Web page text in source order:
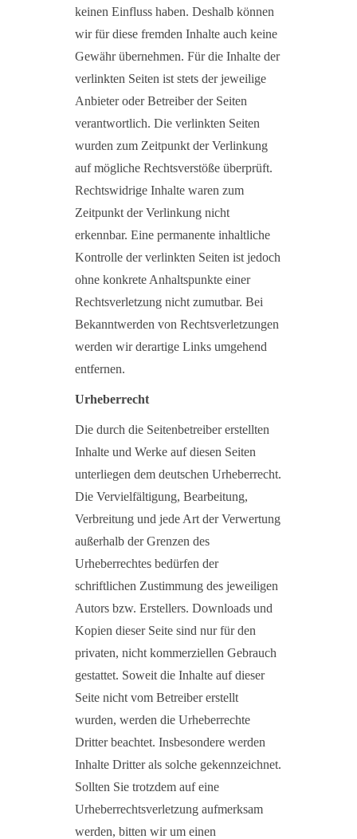
keinen Einfluss haben. Deshalb können
wir für diese fremden Inhalte auch keine
Gewähr übernehmen. Für die Inhalte der
verlinkten Seiten ist stets der jeweilige
Anbieter oder Betreiber der Seiten
verantwortlich. Die verlinkten Seiten
wurden zum Zeitpunkt der Verlinkung
auf mögliche Rechtsverstöße überprüft.
Rechtswidrige Inhalte waren zum
Zeitpunkt der Verlinkung nicht
erkennbar. Eine permanente inhaltliche
Kontrolle der verlinkten Seiten ist jedoch
ohne konkrete Anhaltspunkte einer
Rechtsverletzung nicht zumutbar. Bei
Bekanntwerden von Rechtsverletzungen
werden wir derartige Links umgehend
entfernen.
Urheberrecht
Die durch die Seitenbetreiber erstellten
Inhalte und Werke auf diesen Seiten
unterliegen dem deutschen Urheberrecht.
Die Vervielfältigung, Bearbeitung,
Verbreitung und jede Art der Verwertung
außerhalb der Grenzen des
Urheberrechtes bedürfen der
schriftlichen Zustimmung des jeweiligen
Autors bzw. Erstellers. Downloads und
Kopien dieser Seite sind nur für den
privaten, nicht kommerziellen Gebrauch
gestattet. Soweit die Inhalte auf dieser
Seite nicht vom Betreiber erstellt
wurden, werden die Urheberrechte
Dritter beachtet. Insbesondere werden
Inhalte Dritter als solche gekennzeichnet.
Sollten Sie trotzdem auf eine
Urheberrechtsverletzung aufmerksam
werden, bitten wir um einen